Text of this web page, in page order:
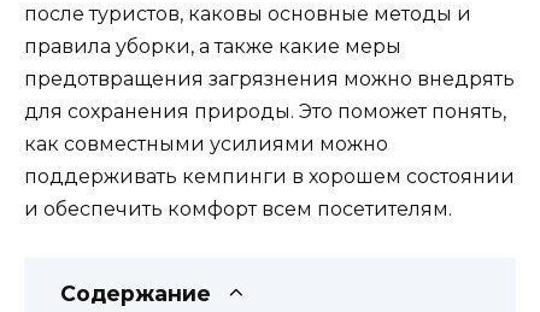
после туристов, каковы основные методы и
правила уборки, а также какие меры
предотвращения загрязнения можно внедрять
для сохранения природы. Это поможет понять,
как совместными усилиями можно
поддерживать кемпинги в хорошем состоянии
и обеспечить комфорт всем посетителям.
Содержание